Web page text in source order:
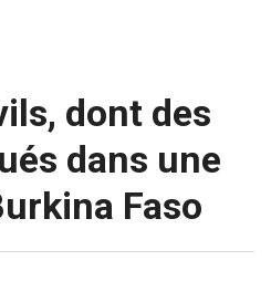
dont des
dans une
Faso